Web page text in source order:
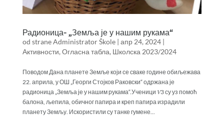
Радионица- „Земља је у нашим рукама“
od straneAdministrator Škole| апр 24, 2024|
Активности, Огласна табла, Школска 2023/2024
Поводом Дана планете Земље који се сваке године обиљежава
22. априла, у ОШ „Георги Стојков Раковски“ одржана је
радионица „Земља је у нашим рукама“.Ученици 𝑉3 су уз помоћ
балона, љепила, обичног папира и креп папира израдили
планету Земљу. Искористили су танке гумене...